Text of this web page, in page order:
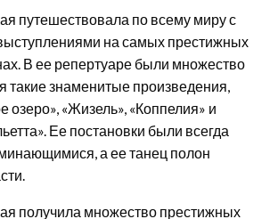
путешествовала по всему миру с
на самых престижных
В ее репертуаре были множество
такие знаменитые произведения,
озеро», «Жизель», «Коппелия» и
Ее постановки были всегда
а ее танец полон
получила множество престижных